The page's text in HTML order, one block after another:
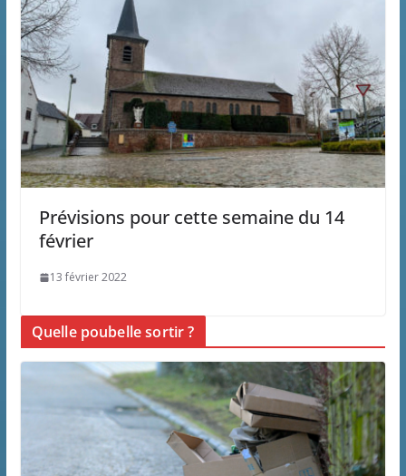
Prévisions pour cette semaine du 14
février
13 février 2022
Quelle poubelle sortir ?